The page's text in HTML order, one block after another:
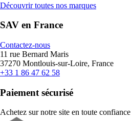
Découvrir toutes nos marques
SAV en France
Contactez-nous
11 rue Bernard Maris
37270 Montlouis-sur-Loire, France
+33 1 86 47 62 58
Paiement sécurisé
Achetez sur notre site en toute confiance